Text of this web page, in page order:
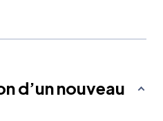
d’un nouveau